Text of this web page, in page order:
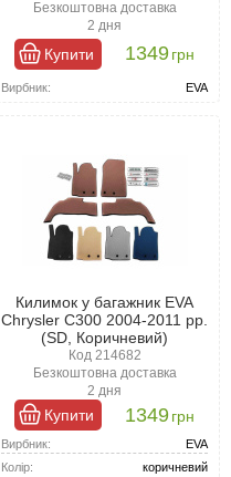
Безкоштовна доставка
2 дня
Купити 1349грн
Вирбник: EVA
Килимок у багажник EVA
Chrysler C300 2004-2011 рр.
(SD, Коричневий)
Код 214682
Безкоштовна доставка
2 дня
Купити 1349грн
Вирбник:
EVA
Колір:
коричневий